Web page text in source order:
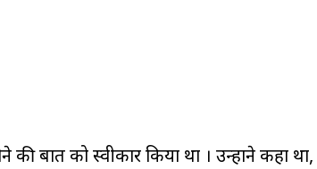
की बात को स्वीकार किया था । उन्होंने कहा